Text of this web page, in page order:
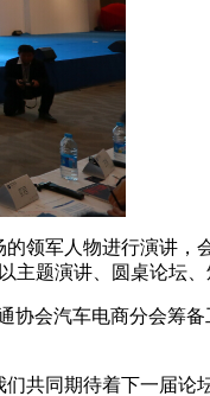
军人物进行演讲，
题演讲、圆桌论坛、
会汽车电商分会筹
共同期待着下一届论